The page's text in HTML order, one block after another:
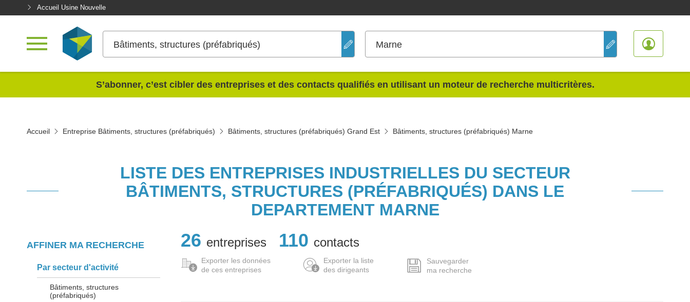
Accueil Usine Nouvelle
Bâtiments, structures (préfabriqués) Marne
S’abonner, c’est cibler des entreprises et des contacts qualifiés en utilisant un moteur de recherche multicritères.
Accueil Entreprise Bâtiments, structures (préfabriqués) Bâtiments, structures (préfabriqués) Grand Est Bâtiments, structures (préfabriqués) Marne
LISTE DES ENTREPRISES INDUSTRIELLES DU SECTEUR
BÂTIMENTS, STRUCTURES (PRÉFABRIQUÉS) DANS LE
DEPARTEMENT MARNE
AFFINER MA RECHERCHE
Par secteur d'activité
Bâtiments, structures
(préfabriqués)
26 entreprises 110 contacts
Exporter les données
de ces entreprises
Exporter la liste
des dirigeants
Sauvegarder
ma recherche